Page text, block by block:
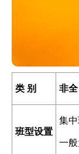
类 别 非全
班型设置
集
一